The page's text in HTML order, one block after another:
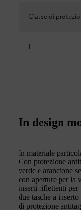
Classe di
1
In design
In materiale
Con protezione
verde e arancione
con aperture per la
inserti riflettenti per
due tasche a
di protezione